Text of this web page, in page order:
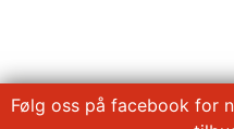
Følg oss på facebook for